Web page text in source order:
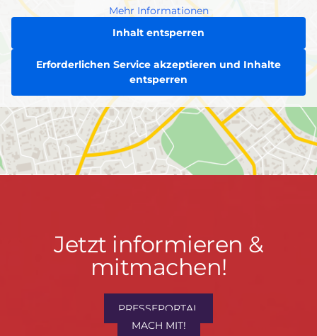
Mehr Informationen
Inhalt entsperren
Erforderlichen Service akzeptieren und Inhalte
entsperren
Jetzt
informieren
mitmachen!
Jetzt informieren &
mitmachen!
PRESSEPORTAL
MACH MIT!